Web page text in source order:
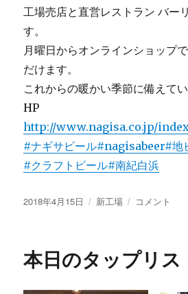
工場売店と直営レストラン バー
す。
月曜日からオンラインショップ
だけます。
これからの暖かい季節に備えて
HP
http://www.nagisa.co.jp/
#ナギサビール#nagisabeer#地
#クラフトビール#南紀白浜
投
2018年4月15日
カ
ー
新工場
New
リ
コメント
本日のタップリス